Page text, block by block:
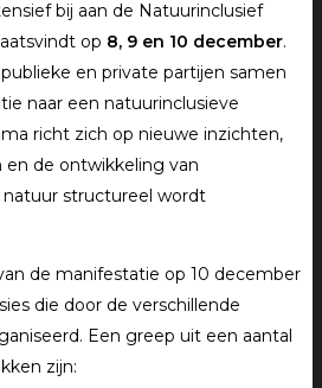
bij aan de Natuurinclusief
op 8, 9 en 10 december.
en private partijen samen
naar een natuurinclusieve
richt zich op nieuwe inzichten,
en de ontwikkeling van
structureel wordt
de manifestatie op 10 december
die door de verschillende
Een greep uit een aantal
zijn: